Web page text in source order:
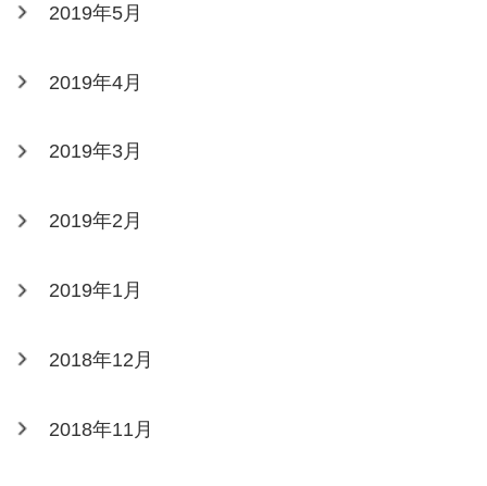
2019年5月
2019年4月
2019年3月
2019年2月
2019年1月
2018年12月
2018年11月